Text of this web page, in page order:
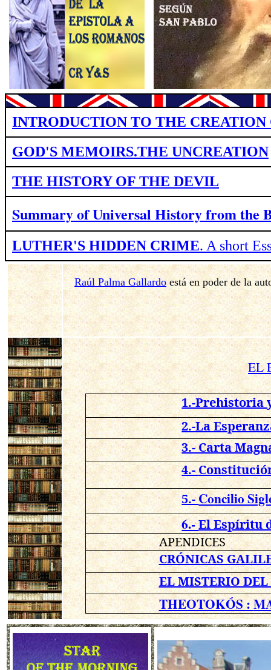
INTRODUCTION TO THE CREATION
GOD'S MEMOIRS.THE UNCREATION
THE HISTORY OF THE DEVIL
Summary of Universal History fromthe
LUTHER'S HIDDEN CRIME. A short
Raúl Palma Gallardoestá en poder de la
EL
1.-Prehistoria
2.-La
3.- Carta
4.-
5.-Concilio
6.-El Espíritu
APENDICES
CRÓNICAS
EL MISTERIO DEL
THEOTOKÓS :